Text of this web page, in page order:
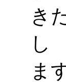
き
し
ま